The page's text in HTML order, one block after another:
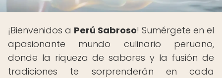
¡Bienvenidos a Perú Sabroso! Sumérgete en el
apasionante mundo culinario peruano,
donde la riqueza de sabores y la fusión de
tradiciones te sorprenderán en cada